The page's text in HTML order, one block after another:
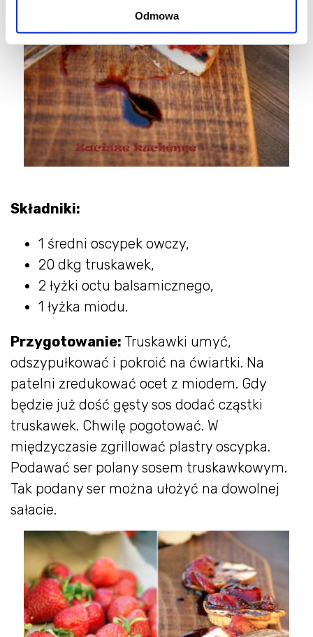
Odmowa
Składniki:
1 średni oscypek owczy,
20 dkg truskawek,
2 łyżki octu balsamicznego,
1 łyżka miodu.
Przygotowanie: Truskawki umyć,
odszypułkować i pokroić na ćwiartki. Na
patelni zredukować ocet z miodem. Gdy
będzie już dość gęsty sos dodać cząstki
truskawek. Chwilę pogotować. W
międzyczasie zgrillować plastry oscypka.
Podawać ser polany sosem truskawkowym.
Tak podany ser można ułożyć na dowolnej
sałacie.